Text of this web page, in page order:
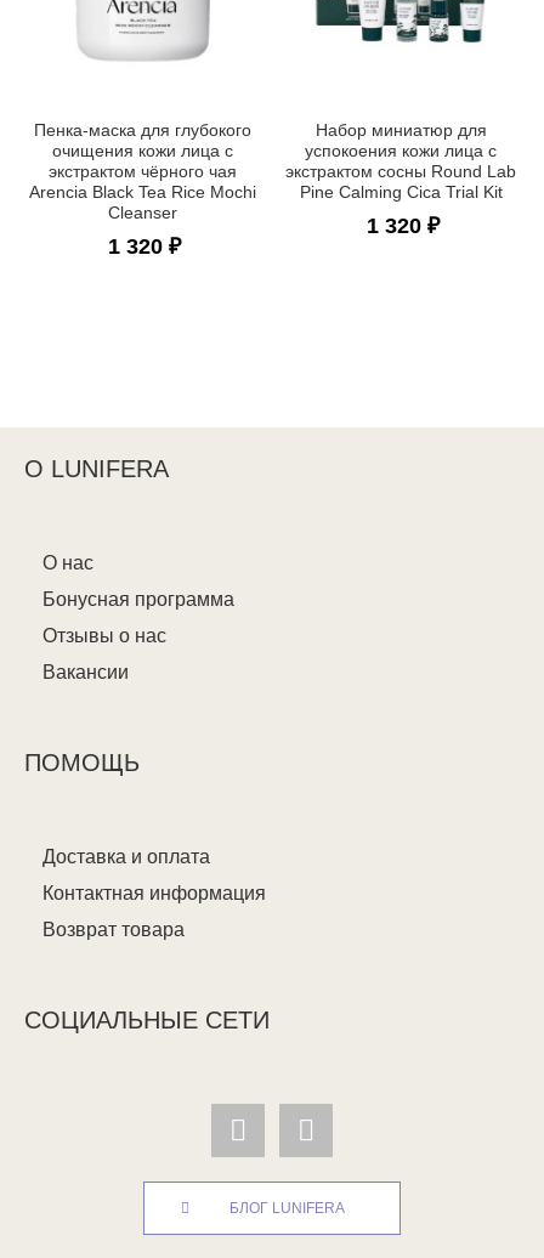
Пенка-маска для глубокого
очищения кожи лица с
экстрактом чёрного чая
Arencia Black Tea Rice Mochi
Cleanser
1 320 ₽
Набор миниатюр для
успокоения кожи лица с
экстрактом сосны Round Lab
Pine Calming Cica Trial Kit
1 320 ₽
О LUNIFERA
О нас
Бонусная программа
Отзывы о нас
Вакансии
ПОМОЩЬ
Доставка и оплата
Контактная информация
Возврат товара
СОЦИАЛЬНЫЕ СЕТИ
БЛОГ LUNIFERA